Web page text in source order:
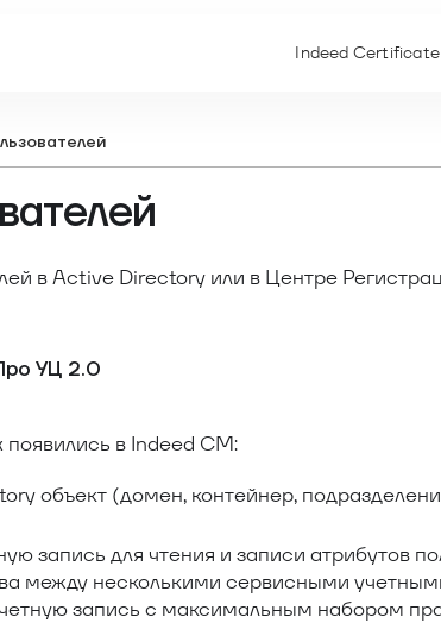
Indeed
в Active Directory или в Центре
УЦ 2.0
в Indeed СM:
объект (домен, контейнер,
запись для чтения и записи атрибутов
между несколькими сервисными
запись с максимальным набором